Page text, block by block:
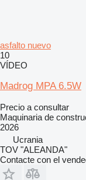
asfalto nuevo
10
VÍDEO
Madrog MPA 6.5W
Precio a consultar
Maquinaria de
2026
Ucrania
TOV "ALEANDA"
Contacte con el